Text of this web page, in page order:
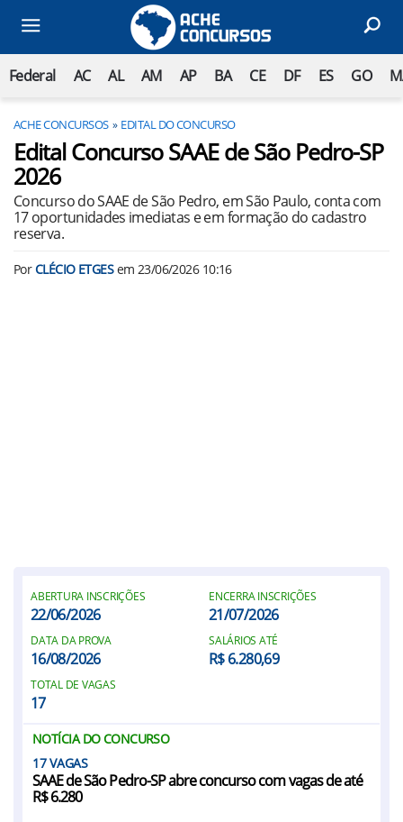
Federal AC AL AM AP BA CE DF ES GO
ACHE CONCURSOS EDITAL DO CONCURSO
Edital Concurso SAAE de São Pedro-SP
2026
Concurso do SAAE de São Pedro, em São Paulo, conta com
17 oportunidades imediatas e em formação do cadastro
reserva.
PorCLÉCIO ETGESem 23/06/2026 10:16
ABERTURA INSCRIÇÕES
22/06/2026
ENCERRA INSCRIÇÕES
21/07/2026
DATA DA PROVA
16/08/2026
SALÁRIOS ATÉ
R$ 6.280,69
TOTAL DE VAGAS
17
NOTÍCIA DO CONCURSO
17
SAAE de São Pedro-SP abre concurso com vagas de até
R$ 6.280